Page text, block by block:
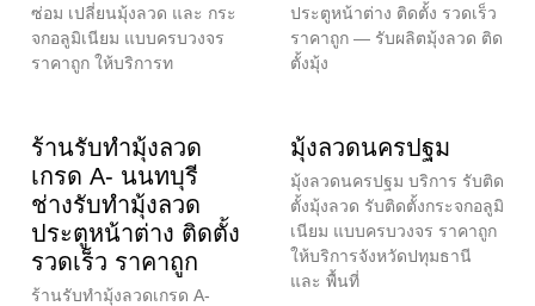
ซ่อม เปลี่ยนมุ้งลวด และ กระ
จกอลูมิเนียม แบบครบวงจร
ราคาถูก ให้บริการท
ประตูหน้าต่าง ติดตั้ง รวดเร็ว
ราคาถูก — รับผลิตมุ้งลวด ติด
ตั้งมุ้ง
ร้านรับทำมุ้งลวด
เกรด A- นนทบุรี
ช่างรับทำมุ้งลวด
ประตูหน้าต่าง ติดตั้ง
รวดเร็ว ราคาถูก
ร้านรับทำมุ้งลวดเกรด A-
มุ้งลวดนครปฐม
มุ้งลวดนครปฐม บริการ รับติด
ตั้งมุ้งลวด รับติดตั้งกระจกอลูมิ
เนียม แบบครบวงจร ราคาถูก
ให้บริการจังหวัดปทุมธานี
และ พื้นที่